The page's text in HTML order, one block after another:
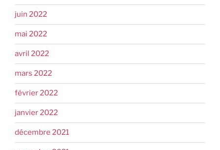
juin 2022
mai 2022
avril 2022
mars 2022
février 2022
janvier 2022
décembre 2021